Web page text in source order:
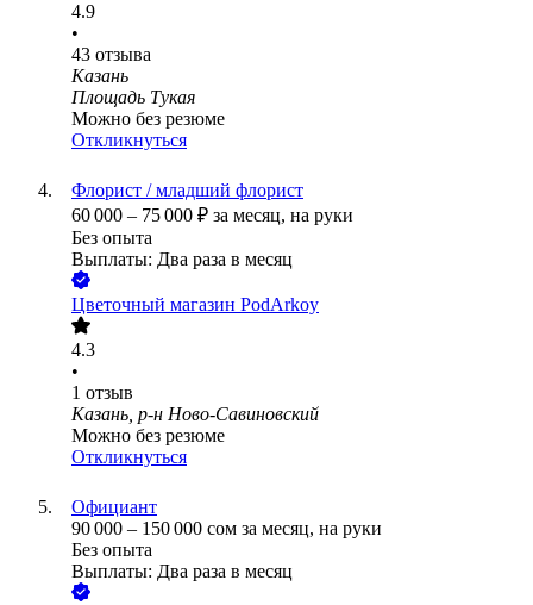
4.9
•
43 отзыва
Казань
Площадь Тукая
Можно без резюме
Откликнуться
Флорист / младший флорист
60 000 – 75 000 ₽ за месяц, на руки
Без опыта
Выплаты: Два раза в месяц
Цветочный магазин PodArkoy
4.3
•
1 отзыв
Казань, р-н Ново-Савиновский
Можно без резюме
Откликнуться
Официант
90 000 – 150 000 сом за месяц, на руки
Без опыта
Выплаты: Два раза в месяц